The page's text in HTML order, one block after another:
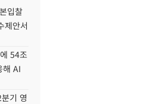
입찰
제안서
54조
해 AI
기 영